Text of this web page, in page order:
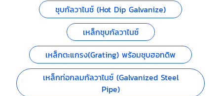
ชุบกัลวาไนซ์ (Hot Dip Galvanize)
เหล็กชุบกัลวาไนซ์
เหล็กตะแกรง(Grating) พร้อมชุบฮอทดิพ
เหล็กท่อกลมกัลวาไนซ์ (Galvanized Steel
Pipe)